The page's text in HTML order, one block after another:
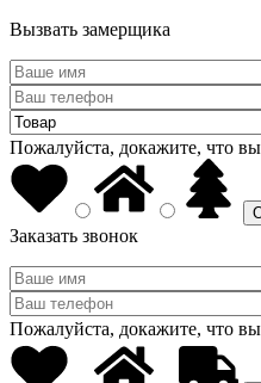
Вызвать замерщика
Пожалуйста, докажите, что
Заказать звонок
Пожалуйста, докажите, что